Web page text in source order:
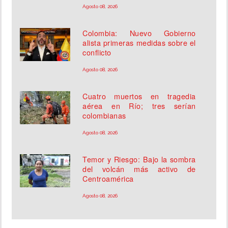
Agosto 08, 2026
Colombia: Nuevo Gobierno
alista primeras medidas sobre el
conflicto
Agosto 08, 2026
Cuatro muertos en tragedia
aérea en Río; tres serían
colombianas
Agosto 08, 2026
Temor y Riesgo: Bajo la sombra
del volcán más activo de
Centroamérica
Agosto 08, 2026